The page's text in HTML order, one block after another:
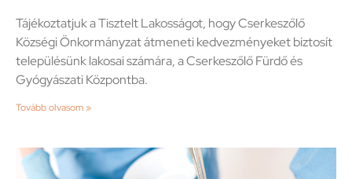
Tájékoztatjuk a Tisztelt Lakosságot, hogy Cserkeszőlő
Községi Önkormányzat átmeneti kedvezményeket biztosít
településünk lakosai számára, a Cserkeszőlő Fürdő és
Gyógyászati Központba.
Tovább olvasom »